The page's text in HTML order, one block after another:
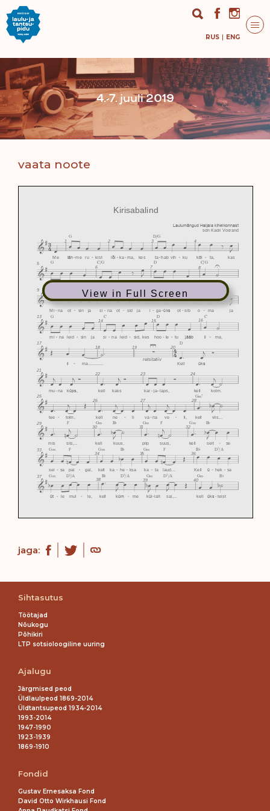
RUS ENG
4.-7. juuli 2019
vaata noote
View in Full Screen
jaga:
Sihtasutus
Töötajad
Nõukogu
Põhikiri
LTP sotsioloogiline uuring
Ajalugu
Järgmised peod
Üldlaulpeod 1869-2014
Üldtantsupeod 1934-2014
1993-2014
1947-1990
1923-1939
1869-1910
Fondid
Gustav Ernesaksa Fond
David Otto Wirkhausi Fond